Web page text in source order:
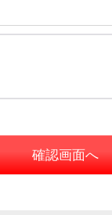
確認画面へ